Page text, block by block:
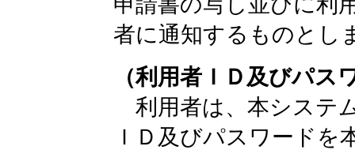
者に通知するものとし
（利用者ＩＤ及びパス
利用者は、本システ
ＩＤ及びパスワード